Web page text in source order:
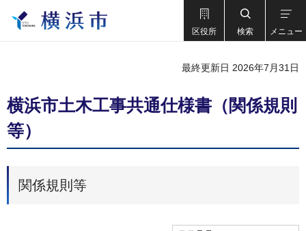
区役所 検索 メニュー
最終更新日 2026年7月31日
横浜市土木工事共通仕様書（関係規則
等）
関係規則等